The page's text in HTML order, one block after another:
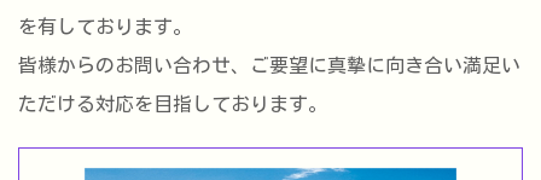
を有しております。
皆様からのお問い合わせ、ご要望に真摯に向き合い満足い
ただける対応を目指しております。